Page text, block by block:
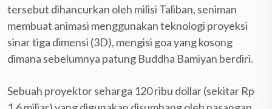
tersebut dihancurkan oleh milisi Taliban, seniman
membuat animasi menggunakan teknologi proyeksi
sinar tiga dimensi (3D), mengisi goa yang kosong
dimana sebelumnya patung Buddha Bamiyan berdiri.
Sebuah proyektor seharga 120 ribu dollar (sekitar Rp